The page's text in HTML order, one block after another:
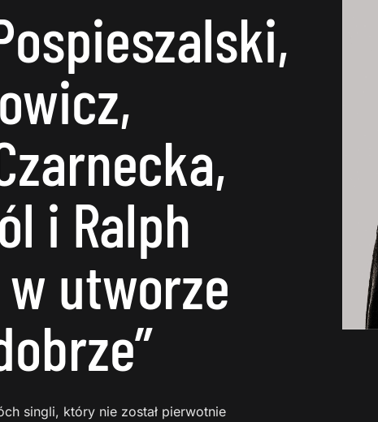
i Ralph
utworze
singli, który nie został pierwotnie